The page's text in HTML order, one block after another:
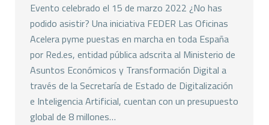
Evento celebrado el 15 de marzo 2022 ¿No has
podido asistir? Una iniciativa FEDER Las Oficinas
Acelera pyme puestas en marcha en toda España
por Red.es, entidad pública adscrita al Ministerio de
Asuntos Económicos y Transformación Digital a
través de la Secretaría de Estado de Digitalización
e Inteligencia Artificial, cuentan con un presupuesto
global de 8 millones…